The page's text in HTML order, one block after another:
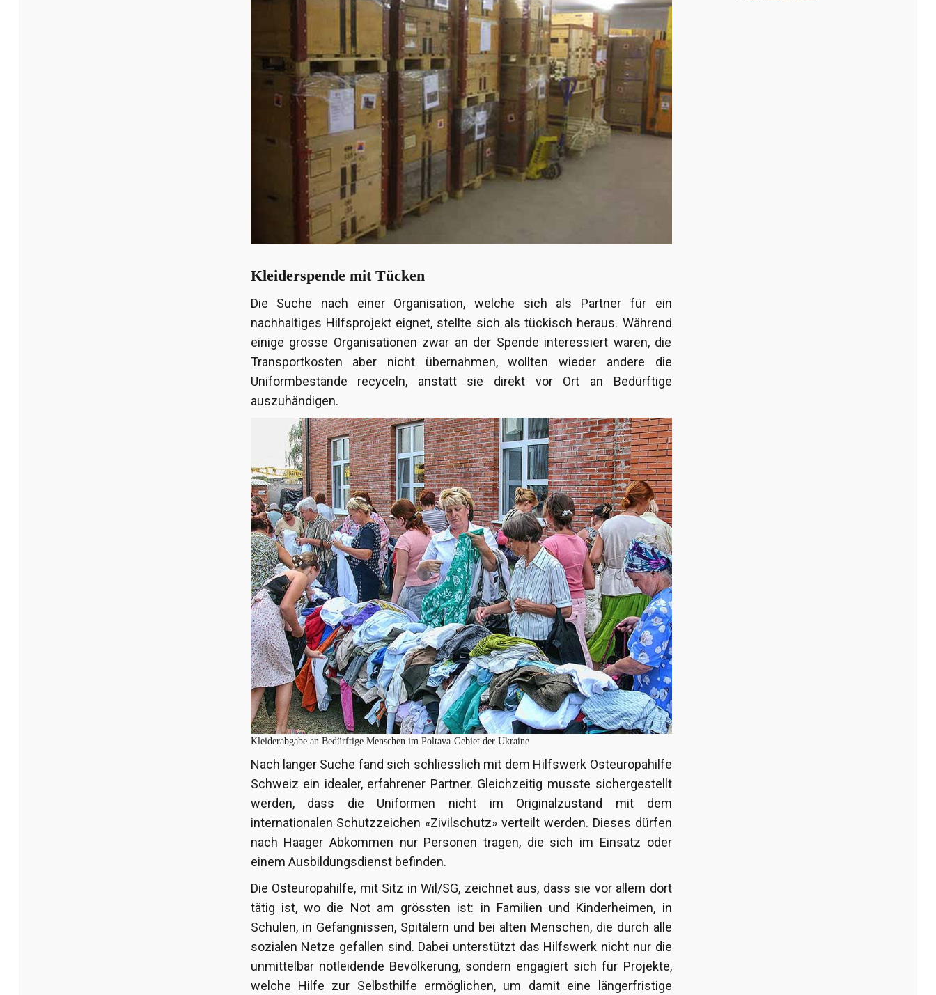
Kleiderspende mit Tücken
Die Suche nach einer Organisation, welche sich als Partner für ein
nachhaltiges Hilfsprojekt eignet, stellte sich als tückisch heraus. Während
einige grosse Organisationen zwar an der Spende interessiert waren, die
Transportkosten aber nicht übernahmen, wollten wieder andere die
Uniformbestände recyceln, anstatt sie direkt vor Ort an Bedürftige
auszuhändigen.
Kleiderabgabe an Bedürftige Menschen im Poltava-Gebiet der Ukraine
Nach langer Suche fand sich schliesslich mit dem Hilfswerk Osteuropahilfe
Schweiz ein idealer, erfahrener Partner. Gleichzeitig musste sichergestellt
werden, dass die Uniformen nicht im Originalzustand mit dem
internationalen Schutzzeichen «Zivilschutz» verteilt werden. Dieses dürfen
nach Haager Abkommen nur Personen tragen, die sich im Einsatz oder
einem Ausbildungsdienst befinden.
Die Osteuropahilfe, mit Sitz in Wil/SG, zeichnet aus, dass sie vor allem dort
tätig ist, wo die Not am grössten ist: in Familien und Kinderheimen, in
Schulen, in Gefängnissen, Spitälern und bei alten Menschen, die durch alle
sozialen Netze gefallen sind. Dabei unterstützt das Hilfswerk nicht nur die
unmittelbar notleidende Bevölkerung, sondern engagiert sich für Projekte,
welche Hilfe zur Selbsthilfe ermöglichen, um damit eine längerfristige